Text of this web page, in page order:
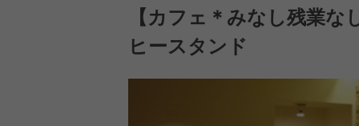
【カフェ＊みなし残業
ヒースタンド